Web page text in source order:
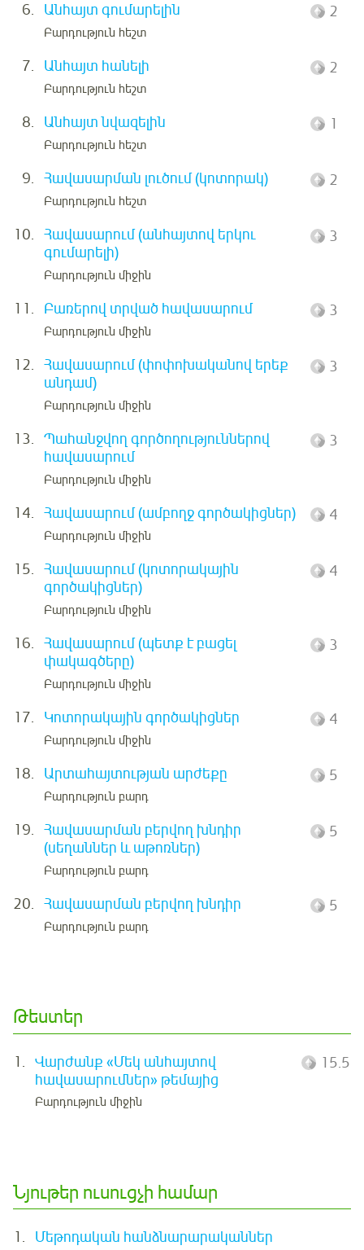
6. Անհայտ գումարելին
Բարդություն հեշտ
2
7. Անհայտ հանելի
Բարդություն հեշտ
2
8. Անհայտ նվազելին
Բարդություն հեշտ
1
9. Հավասարման լուծում (կոտորակ)
Բարդություն հեշտ
2
10. Հավասարում (անհայտով երկու
գումարելի)
Բարդություն միջին
3
11. Բառերով տրված հավասարում
Բարդություն միջին
3
12. Հավասարում (փոփոխականով երեք
անդամ)
Բարդություն միջին
3
13. Պահանջվող գործողություններով
հավասարում
Բարդություն միջին
3
14. Հավասարում (ամբողջ գործակիցներ)
Բարդություն միջին
4
15. Հավասարում (կոտորակային
գործակիցներ)
Բարդություն միջին
4
16. Հավասարում (պետք է բացել
փակագծերը)
Բարդություն միջին
3
17. Կոտորակային գործակիցներ
Բարդություն միջին
4
18. Արտահայտության արժեքը
Բարդություն բարդ
5
19. Հավասարման բերվող խնդիր
(սեղաններ և աթոռներ)
Բարդություն բարդ
5
20. Հավասարման բերվող խնդիր
Բարդություն բարդ
5
Թեստեր
1. Վարժանք «Մեկ անհայտով
հավասարումներ» թեմայից
Բարդություն միջին
15.5
Նյութեր ուսուցչի համար
1. Մեթոդական հանձնարարականներ